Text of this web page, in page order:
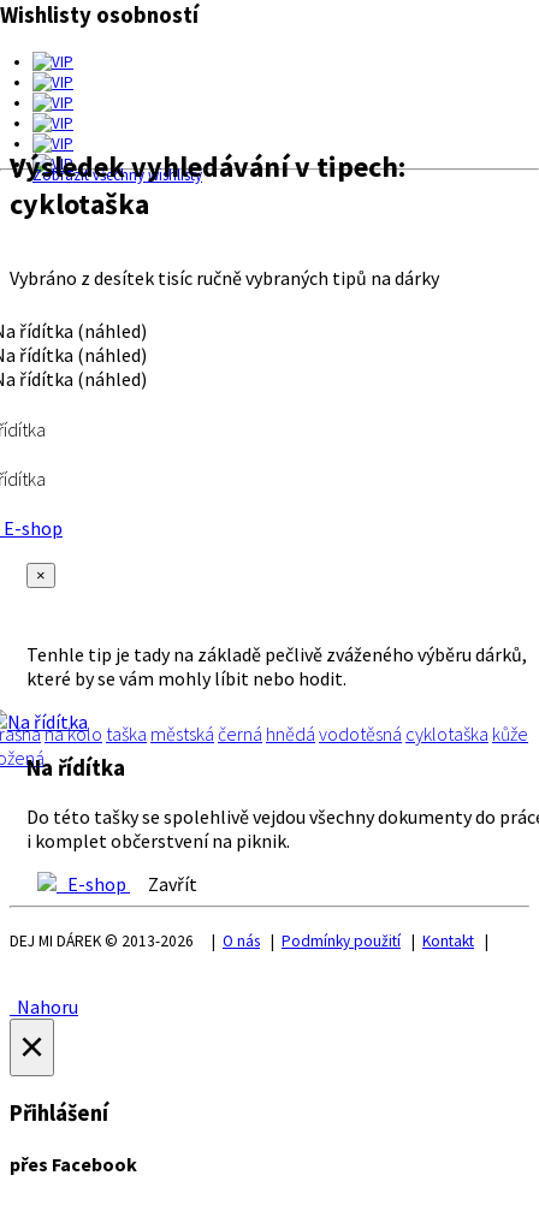
Wishlisty osobností
Zobrazit všechny wishlisty
Výsledek vyhledávání v tipech:
cyklotaška
Vybráno z desítek tisíc ručně vybraných tipů na dárky
shop
×
Tenhle tip je tady na základě pečlivě zváženého výběru dárků,
které by se vám mohly líbit nebo hodit.
na kolo taška městská černá hnědá vodotěsná cyklotaška kůže
Na řídítka
Do této tašky se spolehlivě vejdou všechny dokumenty do
i komplet občerstvení na piknik.
E-shop
Zavřít
DEJ MI DÁREK © 2013-2026 | O nás | Podmínky použití| Kontakt |
Nahoru
×
Přihlášení
přes Facebook